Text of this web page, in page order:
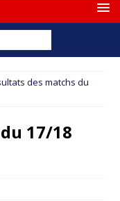
des matchs du
17/18